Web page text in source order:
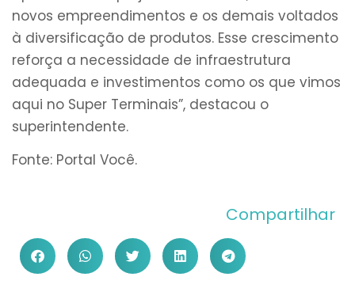
novos empreendimentos e os demais voltados
à diversificação de produtos. Esse crescimento
reforça a necessidade de infraestrutura
adequada e investimentos como os que vimos
aqui no Super Terminais”, destacou o
superintendente.
Fonte: Portal Você.
Compartilhar